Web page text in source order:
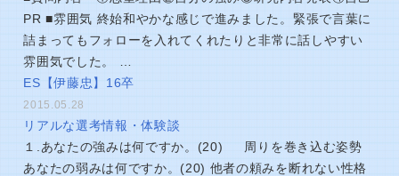
PR ■雰囲気 終始和やかな感じで進みました。緊張で言葉に
詰まってもフォローを入れてくれたりと非常に話しやすい
雰囲気でした。 …
ES【伊藤忠】16卒
2015.05.28
リアルな選考情報・体験談
１.あなたの強みは何ですか。(20) 周りを巻き込む姿勢
あなたの弱みは何ですか。(20) 他者の頼みを断れない性格